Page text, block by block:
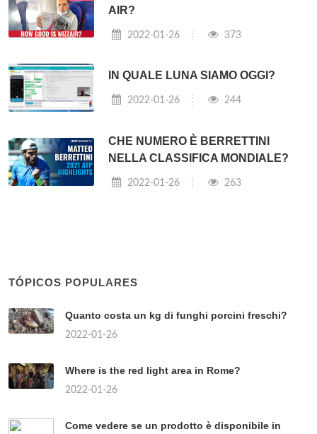
AIR?
2022-01-26 373
IN QUALE LUNA SIAMO OGGI?
2022-01-26 244
CHE NUMERO È BERRETTINI
NELLA CLASSIFICA MONDIALE?
2022-01-26 263
TÓPICOS POPULARES
Quanto costa un kg di funghi porcini freschi?
2022-01-26
Where is the red light area in Rome?
2022-01-26
Come vedere se un prodotto è disponibile in